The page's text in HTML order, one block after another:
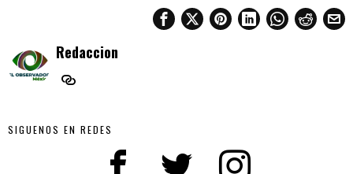
Redaccion
SIGUENOS EN REDES